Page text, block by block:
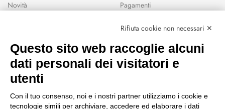
Novità
Wishlist
Pagamenti
CEP GREEN
Fanano (MO)
Rifiuta cookie non necessari ✕
Questo sito web raccoglie alcuni
dati personali dei visitatori e
utenti
Con il tuo consenso, noi e i nostri partner utilizziamo i cookie e
tecnologie simili per archiviare, accedere ed elaborare i dati